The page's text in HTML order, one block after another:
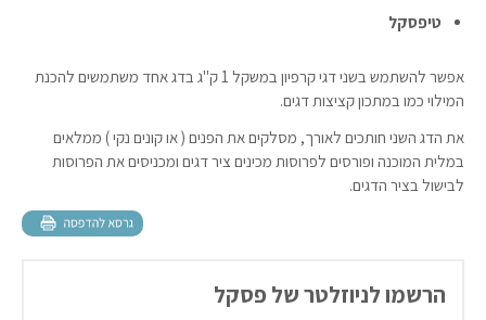
טיפסקל
אפשר להשתמש בשני דגי קרפיון במשקל 1 ק"ג בדג אחד משתמשים להכנת
המילוי כמו במתכון קציצות דגים.
את הדג השני חותכים לאורך, מסלקים את הפנים ( או קונים נקי ) ממלאים
במלית המוכנה ופורסים לפרוסות מכינים ציר דגים ומכניסים את הפרוסות
לבישול בציר הדגים.
הרשמו לניוזלטר של פסקל